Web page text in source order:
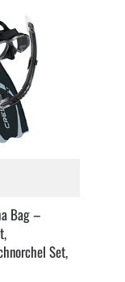
Bag –
Set,